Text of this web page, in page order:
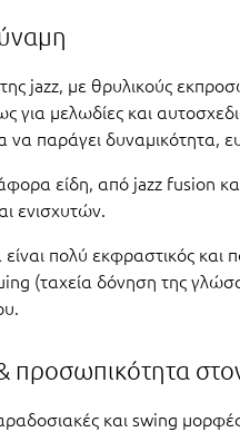
jazz, με θρυλικούς
για μελωδίες και
παράγει δυναμικότητα,
είδη, από jazz fusion
ενισχυτών.
πολύ εκφραστικός και
(ταχεία δόνηση της
προσωπικότητα
και swing